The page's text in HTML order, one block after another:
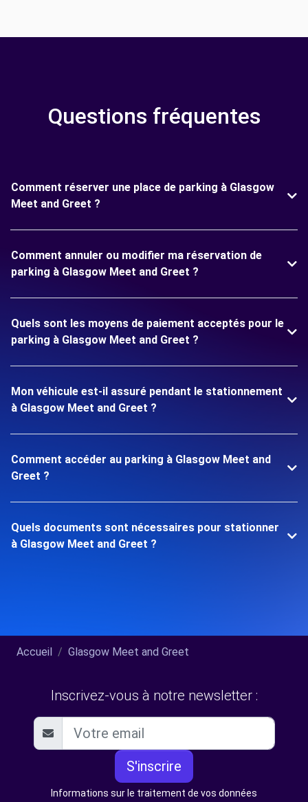
Questions fréquentes
Comment réserver une place de parking à Glasgow
Meet and Greet ?
Comment annuler ou modifier ma réservation de
parking à Glasgow Meet and Greet ?
Quels sont les moyens de paiement acceptés pour le
parking à Glasgow Meet and Greet ?
Mon véhicule est-il assuré pendant le stationnement
à Glasgow Meet and Greet ?
Comment accéder au parking à Glasgow Meet and
Greet ?
Quels documents sont nécessaires pour stationner
à Glasgow Meet and Greet ?
Accueil Glasgow Meet and Greet
Inscrivez-vous à notre newsletter :
S'inscrire
Informations sur le traitement de vos données